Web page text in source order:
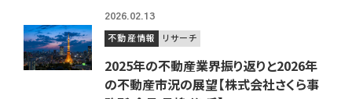
2026.02.13
不動産情報 リサーチ
2025年の不動産業界振り返りと2026年
の不動産市況の展望【株式会社さくら事